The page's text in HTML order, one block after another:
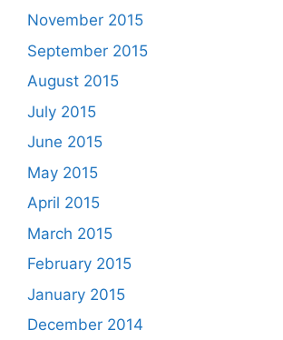
November 2015
September 2015
August 2015
July 2015
June 2015
May 2015
April 2015
March 2015
February 2015
January 2015
December 2014